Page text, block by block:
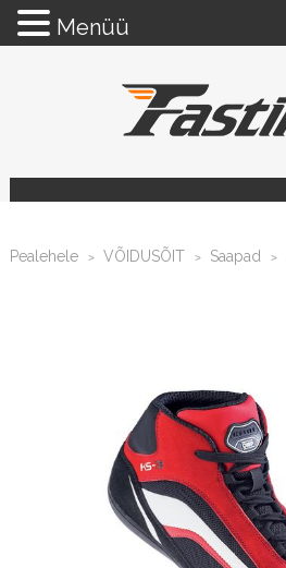
Pealehele > VÕIDUSÕIT > Saapad >
Menüü